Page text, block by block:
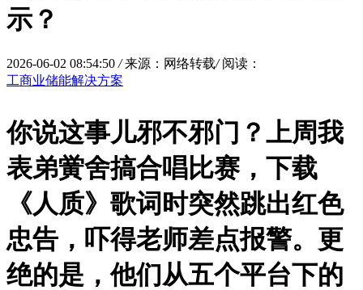
示？
2026-06-02 08:54:50 / 来源：网络转载/ 阅读：
工商业储能解决方案
你说这事儿邪不邪门？上周我
表弟黉舍搞合唱比赛，下载
《人质》歌词时突然跳出红色
忠告，吓得老师差点报警。更
绝的是，他们从五个平台下的